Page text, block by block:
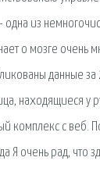
из
о мозге
данные
находящиеся у
с веб.
Я очень рад, что